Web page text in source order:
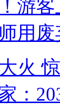
游客
用
大火
：